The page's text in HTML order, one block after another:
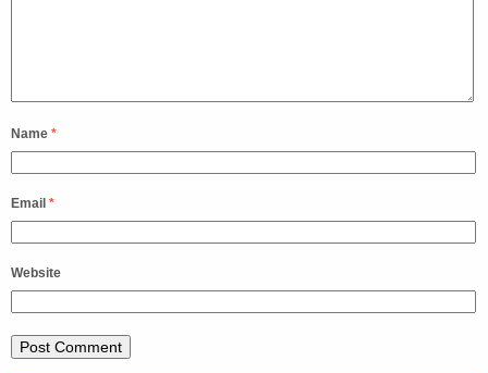
Name *
Email *
Website